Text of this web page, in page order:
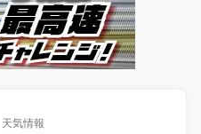
天気情報